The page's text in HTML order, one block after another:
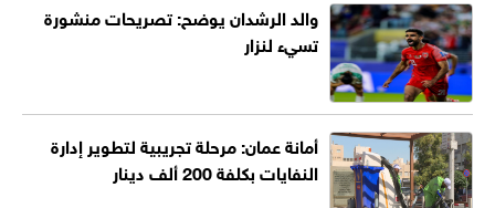
والد الرشدان يوضح: تصريحات منشورة
تسيء لنزار
أمانة عمان: مرحلة تجريبية لتطوير إدارة
النفايات بكلفة 200 ألف دينار